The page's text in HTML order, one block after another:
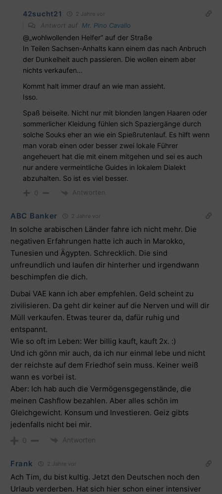
42sucht21 2 Jahre vor
Antwort auf Mr. Pino Cavallo
@„wohlwollenden Helfer“ auf der Straße
In Teilen Sachsen-Anhalts kann einem das nach Anbruch
der Dunkelheit auch passieren. Die wollen einem aber
nichts verkaufen…
Kommt halt immer drauf an wie man assieht.
Isso.
Spaß beiseite. Nicht nur mit blonden langen Haaren oder
sommerlicher Kleidung fühlen sich Spaziergänge durch
solche Souks eher an wie ein Spießrutenlauf. Es hilft wenn
man vorab einen oder besser zwei lokale Führer
angeheuert hat die mit einem mitgehen und sei es auch
nur andere vermeintliche Guides in lokalem Dialekt
abzuhalten. So ist es viel besser.
0 Antworten
ABC Banker 2 Jahre vor
In solche arabischen Länder fahre ich nicht mehr. Die
negativen Erfahrungen hatte ich auch in Marokko,
Tunesien und Ägypten. Schrecklich. Die sind
unfreundlich und laufen dir hinterher und irgendwann
beschimpfen die dich.
Dubai VAE kann ich aber empfehlen. Geld scheint zu
zivilisieren. Da geht dir keiner auf die Nerven und will dir
Müll verkaufen. Etwas teurer da, dafür ruhig und
entspannt.
Wie so oft im Leben: Wer billig kauft, kauft 2x. :)
Und ich gönn mir auch, da ich nur einmal lebe und nicht
der reichste auf dem Friedhof sein muss. Keiner weiß
wann es vorbei ist.
Aber: Ich hab auch die Vermögensgegenstände, die
meinen Cashflow bezahlen. Aber alles schön im
Gleichgewicht. Konsum und Investieren. Geiz gibts
jedenfalls nicht bei mir.
0 Antworten
Frank 2 Jahre vor
Ach Tim, du bist kultig. Jetzt den Deutschen noch den
Urlaub verderben. Hat sich hier schon einer intensiver